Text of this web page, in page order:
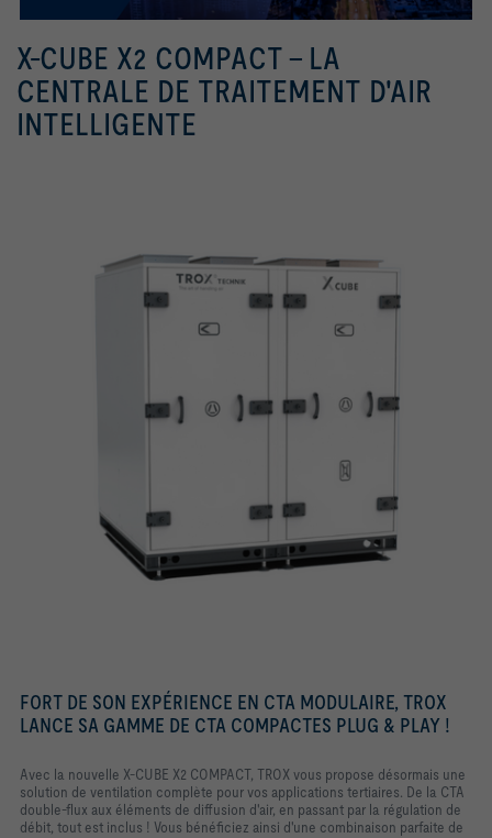
X-CUBE X2 COMPACT - LA
CENTRALE DE TRAITEMENT D'AIR
INTELLIGENTE
FORT DE SON EXPÉRIENCE EN CTA MODULAIRE, TROX
LANCE SA GAMME DE CTA COMPACTES PLUG & PLAY !
Avec la nouvelle X-CUBE X2 COMPACT, TROX vous propose désormais une
solution de ventilation complète pour vos applications tertiaires. De la CTA
double-flux aux éléments de diffusion d'air, en passant par la régulation de
débit, tout est inclus ! Vous bénéficiez ainsi d'une combinaison parfaite de